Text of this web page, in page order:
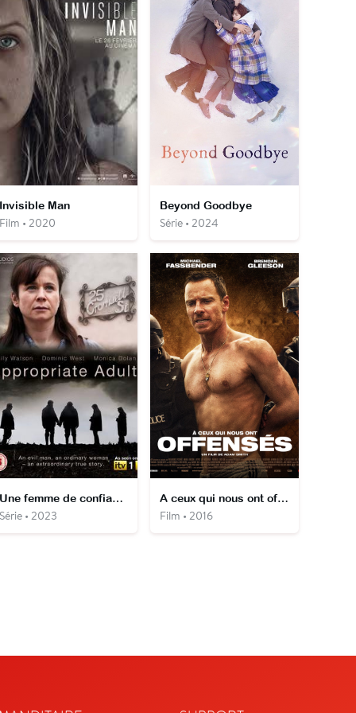
Man
• 2020
Beyond Goodbye
Série • 2024
Une femme de confiance
• 2023
A ceux qui nous ont offensés
Film • 2016